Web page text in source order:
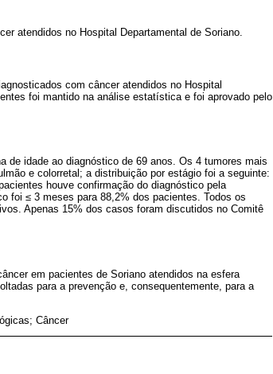
atendidos no Hospital Departamental de Soriano.
com câncer atendidos no Hospital
foi mantido na análise estatística e foi aprovado pelo
de idade ao diagnóstico de 69 anos. Os 4 tumores mais
e colorretal; a distribuição por estágio foi a seguinte:
houve confirmação do diagnóstico pela
foi ≤ 3 meses para 88,2% dos pacientes. Todos os
Apenas 15% dos casos foram discutidos no Comitê
em pacientes de Soriano atendidos na esfera
para a prevenção e, consequentemente, para a
Câncer